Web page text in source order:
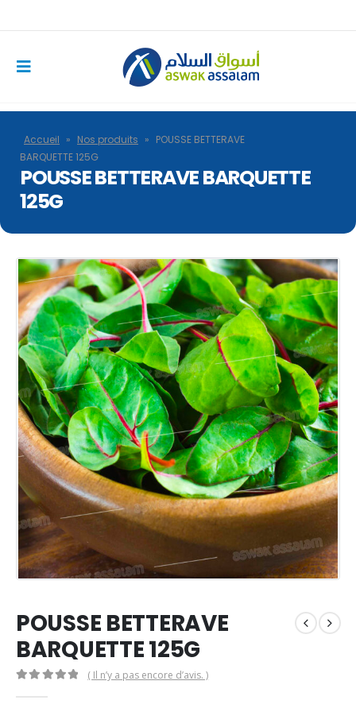
Accueil » Nos produits » POUSSE BETTERAVE
BARQUETTE 125G
POUSSE BETTERAVE BARQUETTE
125G
POUSSE BETTERAVE
BARQUETTE 125G
( Il n’y a pas encore d’avis. )